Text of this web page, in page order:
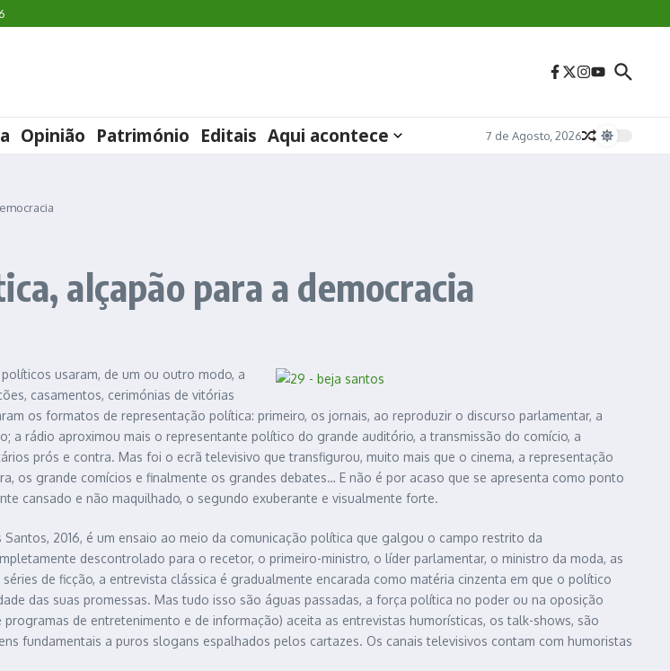
Opinião Património Editais Aqui acontece 7 de Agosto, 2026
alçapão para a democracia
usaram, de um ou outro modo, a
casamentos, cerimónias de vitórias
os formatos de representação política: primeiro, os jornais, ao reproduzir o discurso parlamentar, a
a rádio aproximou mais o representante político do grande auditório, a transmissão do comício, a
prós e contra. Mas foi o ecrã televisivo que transfigurou, muito mais que o cinema, a representação
os grande comícios e finalmente os grandes debates… E não é por acaso que se apresenta como ponto
cansado e não maquilhado, o segundo exuberante e visualmente forte.
2016, é um ensaio ao meio da comunicação política que galgou o campo restrito da
descontrolado para o recetor, o primeiro-ministro, o líder parlamentar, o ministro da moda, as
de ficção, a entrevista clássica é gradualmente encarada como matéria cinzenta em que o político
das suas promessas. Mas tudo isso são águas passadas, a força política no poder ou na oposição
de entretenimento e de informação) aceita as entrevistas humorísticas, os talk-shows, são
fundamentais a puros slogans espalhados pelos cartazes. Os canais televisivos contam com humoristas